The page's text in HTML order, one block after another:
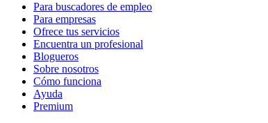
Para buscadores de empleo
Para empresas
Ofrece tus servicios
Encuentra un profesional
Blogueros
Sobre nosotros
Cómo funciona
Ayuda
Premium